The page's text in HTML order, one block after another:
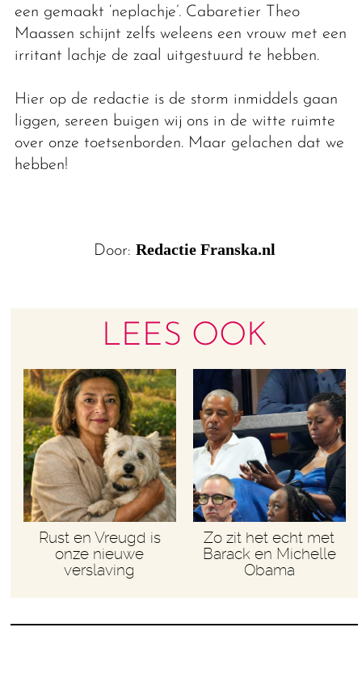
een gemaakt ‘neplachje’. Cabaretier Theo
Maassen schijnt zelfs weleens een vrouw met een
irritant lachje de zaal uitgestuurd te hebben.
Hier op de redactie is de storm inmiddels gaan
liggen, sereen buigen wij ons in de witte ruimte
over onze toetsenborden. Maar gelachen dat we
hebben!
Door: Redactie Franska.nl
LEES OOK
Rust en Vreugd is
onze nieuwe
verslaving
Zo zit het echt met
Barack en Michelle
Obama